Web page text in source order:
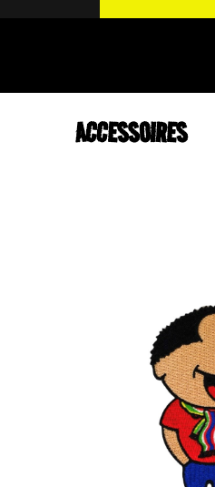
ACCESSOIRES